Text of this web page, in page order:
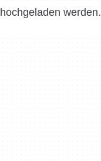
hochgeladen werden.